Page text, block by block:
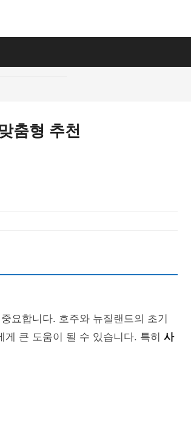
춤형 추천
요합니다. 호주와 뉴질랜드의 초기
큰 도움이 될 수 있습니다. 특히 사